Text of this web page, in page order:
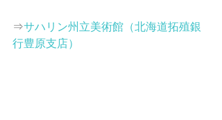
⇒サハリン州立美術館（北海道拓殖銀
行豊原支店）